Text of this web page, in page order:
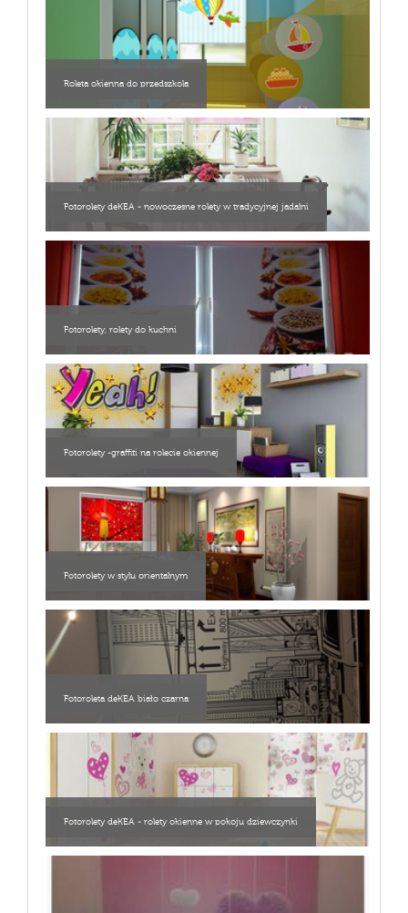
Roleta okienna do przedszkola
Fotorolety deKEA - nowoczesne rolety w tradycyjnej jadalni
Fotorolety, rolety do kuchni
Fotorolety -graffiti na rolecie okiennej
Fotorolety w stylu orientalnym
Fotoroleta deKEA biało czarna
Fotorolety deKEA - rolety okienne w pokoju dziewczynki